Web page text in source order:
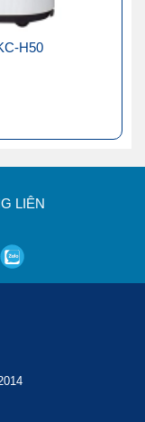
H50
LIÊN